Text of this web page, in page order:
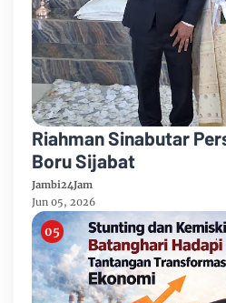
Riahman Sinabutar
Boru Sijabat
Jambi24Jam
Jun 05, 2026